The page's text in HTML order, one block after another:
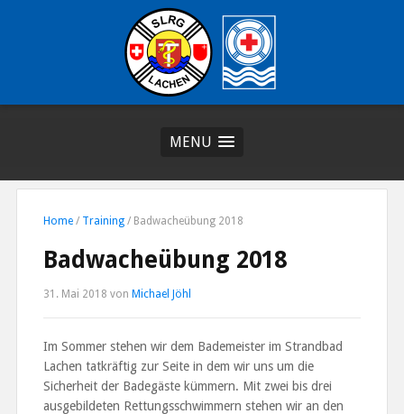
MENU
Home / Training / Badwacheübung 2018
Badwacheübung 2018
31. Mai 2018 von Michael Jöhl
Im Sommer stehen wir dem Bademeister im Strandbad
Lachen tatkräftig zur Seite in dem wir uns um die
Sicherheit der Badegäste kümmern. Mit zwei bis drei
ausgebildeten Rettungsschwimmern stehen wir an den